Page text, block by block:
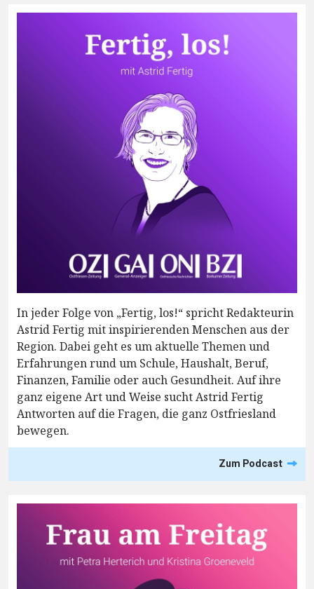
In jeder Folge von „Fertig, los!“ spricht Redakteurin
Astrid Fertig mit inspirierenden Menschen aus der
Region. Dabei geht es um aktuelle Themen und
Erfahrungen rund um Schule, Haushalt, Beruf,
Finanzen, Familie oder auch Gesundheit. Auf ihre
ganz eigene Art und Weise sucht Astrid Fertig
Antworten auf die Fragen, die ganz Ostfriesland
bewegen.
Zum Podcast